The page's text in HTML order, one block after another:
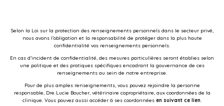
Selon la Loi sur la protection des renseignements personnels dans le secteur privé,
nous avons l’obligation et la responsabilité de protéger dans la plus haute
confidentialité vos renseignements personnels.
En cas d’incident de confidentialité, des mesures particulières seront établies selon
une politique et des pratiques spécifiques encadrant la gouvernance de ces
renseignements au sein de notre entreprise.
Pour de plus amples renseignements, vous pouvez rejoindre la personne
responsable, Dre Lucie Boucher, vétérinaire copropriétaire, aux coordonnées de la
clinique. Vous pouvez aussi accéder à ses coordonnées en suivant ce lien.